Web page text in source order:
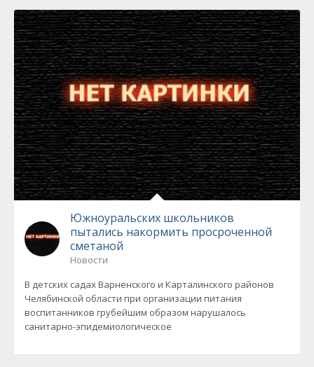
Южноуральских школьников
пытались накормить просроченной
сметаной
Новости
В детских садах Варненского и Карталинского районов
Челябинской области при организации питания
воспитанников грубейшим образом нарушалось
санитарно-эпидемиологическое